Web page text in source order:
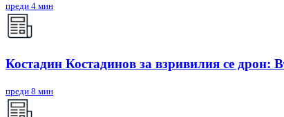
преди 4 мин
Костадин Костадинов за взривилия се дрон:
преди 8 мин